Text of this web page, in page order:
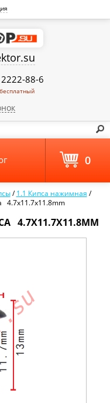
88-6
/1.1 Кипса нажимная /
4.7x11.7x11.8mm
4.7X11.7X11.8MM
0